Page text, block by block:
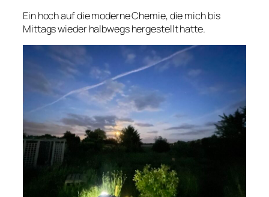
Ein hoch auf die moderne Chemie, die mich bis
Mittags wieder halbwegs hergestellt hatte.